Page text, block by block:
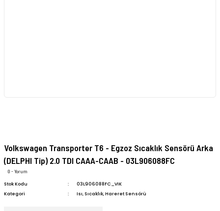
Volkswagen Transporter T6 - Egzoz Sıcaklık Sensörü Arka
(DELPHI Tip) 2.0 TDI CAAA-CAAB - 03L906088FC
0 - Yorum
Stok Kodu
03L906088FC_VIK
Kategori
Isı, Sıcaklık, Hareret Sensörü